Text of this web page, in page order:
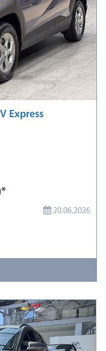
Express
20.06.2026